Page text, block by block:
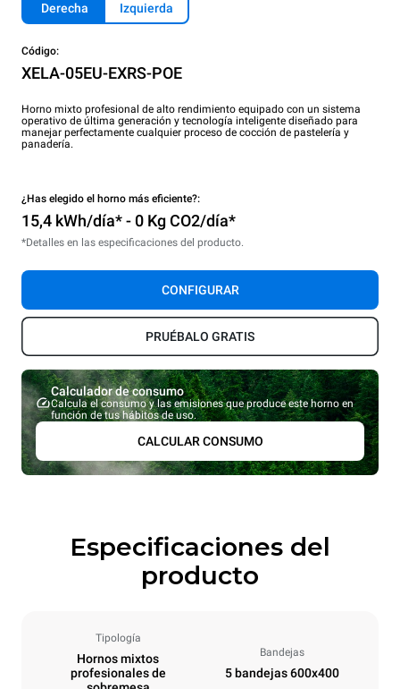
Derecha Izquierda
Código:
XELA-05EU-EXRS-POE
Horno mixto profesional de alto rendimiento equipado con un sistema
operativo de última generación y tecnología inteligente diseñado para
manejar perfectamente cualquier proceso de cocción de pastelería y
panadería.
¿Has elegido el horno más eficiente?:
15,4 kWh/día* - 0 Kg CO2/día*
*Detalles en las especificaciones del producto.
CONFIGURAR
PRUÉBALO GRATIS
Calculador de consumo
Calcula el consumo y las emisiones que produce este horno en
función de tus hábitos de uso.
CALCULAR CONSUMO
Especificaciones del
producto
Tipología
Hornos mixtos
profesionales de
Bandejas
5 bandejas 600x400